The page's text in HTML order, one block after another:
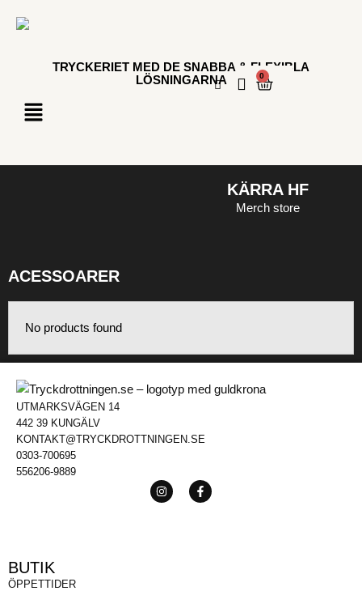
TRYCKERIET MED DE SNABBA & FLEXIBLA
LÖSNINGARNA
0
KÄRRA HF
Merch store
ACESSOARER
No products found
UTMARKSVÄGEN 14
442 39 KUNGÄLV
KONTAKT@TRYCKDROTTNINGEN.SE
0303-700695
556206-9889
BUTIK
ÖPPETTIDER